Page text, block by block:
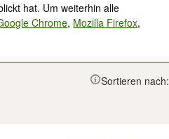
hat. Um weiterhin alle
Chrome, Mozilla Firefox,
Sortieren nach: